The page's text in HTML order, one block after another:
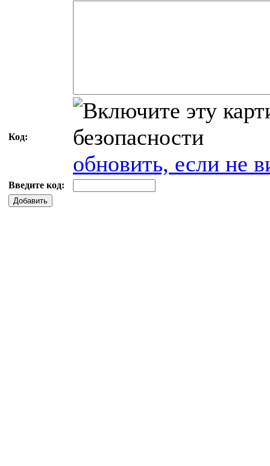
Код:
обновить, если не
Введите код:
Добавить